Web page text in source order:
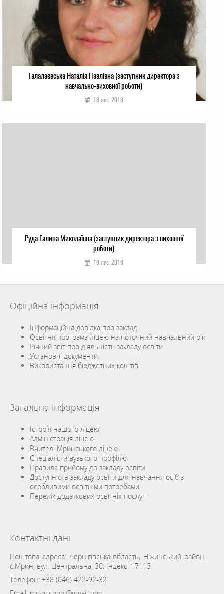
Талалаєвська Наталія Павлівна (заступник директора з
навчально-виховної роботи)
18 лис. 2018
Руда Галина Миколаївна (заступник директора з виховної
роботи)
18 лис. 2018
Офіційна інформація
Інформаційна довідка про заклад
Освітня програма ліцею на поточний навчальний рік
Річний звіт про діяльність закладу освіти
Установчі документи
Використання бюджетних коштів
Загальна інформація
Історія нашого ліцею
Адміністрація ліцею
Вчителі Мринського ліцею
Спеціалісти вузького профілю
Правила прийому до закладу освіти
Доступність закладу освіти для навчання осіб з
особливими освітніми потребами
Перелік додаткових освітніх послуг
Контактні дані
Поштова адреса: Чернігівська область, Ніжинський район,
с.Мрин, вул. Центральна, 30. Індекс: 17113
Телефон: +38 (046) 422-92-32